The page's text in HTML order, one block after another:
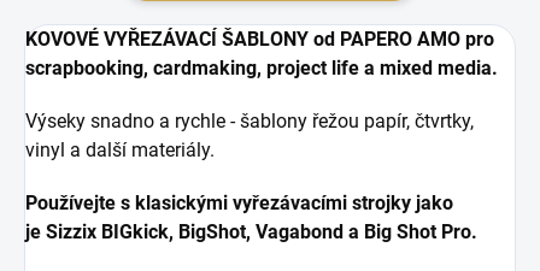
KOVOVÉ VYŘEZÁVACÍ ŠABLONY od PAPERO AMO pro
scrapbooking, cardmaking, project life a mixed media.
Výseky snadno a rychle - šablony řežou papír, čtvrtky,
vinyl a další materiály.
Používejte s klasickými vyřezávacími strojky jako
je Sizzix BIGkick, BigShot, Vagabond a Big Shot Pro.